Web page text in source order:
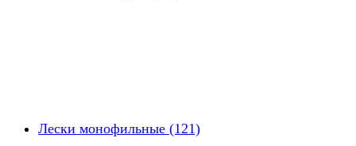
Лески монофильные (121)